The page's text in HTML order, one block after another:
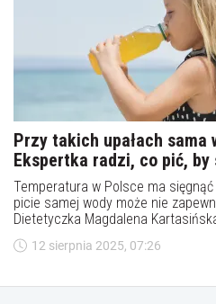
Przy takich upałach sama
Ekspertka radzi, co pić, by
Temperatura w Polsce ma
picie samej wody może nie
Dietetyczka Magdalena
napoje i produkty sięgać, aby
energię i poczuć ulgę w największy
12 sierpnia 2025, 07:26